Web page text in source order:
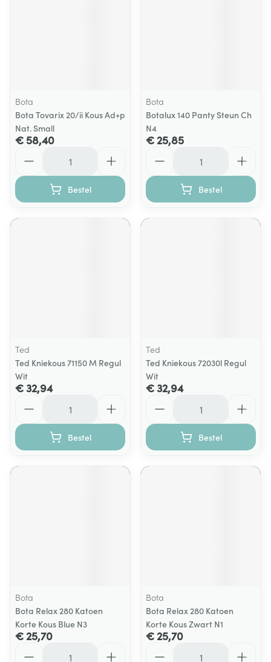
Bota
Bota Tovarix 20/ii Kous Ad+p
Nat. Small
€ 58,40
Bestel
Bota
Botalux 140 Panty Steun Ch
N4
€ 25,85
Bestel
Ted
Ted Kniekous 71150 M Regul
Wit
€ 32,94
Bestel
Ted
Ted Kniekous 72030l Regul
Wit
€ 32,94
Bestel
Bota
Bota Relax 280 Katoen
Korte Kous Blue N3
€ 25,70
Bota
Bota Relax 280 Katoen
Korte Kous Zwart N1
€ 25,70